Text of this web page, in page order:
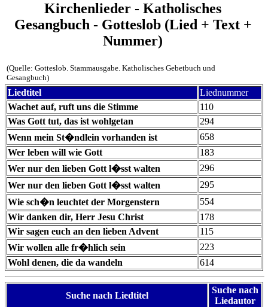
Kirchenlieder - Katholisches
Gesangbuch - Gotteslob (Lied + Text +
Nummer)
(Quelle: Gotteslob. Stammausgabe. Katholisches Gebetbuch und
Gesangbuch)
Liedtitel
Liednummer
Wachet auf, ruft uns die Stimme
110
Was Gott tut, das ist wohlgetan
294
Wenn mein St�ndlein vorhanden ist
658
Wer leben will wie Gott
183
Wer nur den lieben Gott l�sst walten
296
Wer nur den lieben Gott l�sst walten
295
Wie sch�n leuchtet der Morgenstern
554
Wir danken dir, Herr Jesu Christ
178
Wir sagen euch an den lieben Advent
115
Wir wollen alle fr�hlich sein
223
Wohl denen, die da wandeln
614
Suche nach Liedtitel
Suche nach
Liedautor